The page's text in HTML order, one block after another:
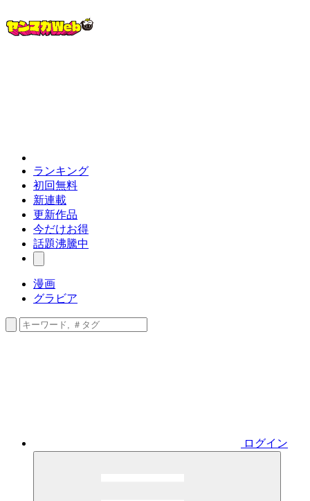
ランキング
初回無料
新連載
更新作品
今だけお得
話題沸騰中
漫画
グラビア
ログイン